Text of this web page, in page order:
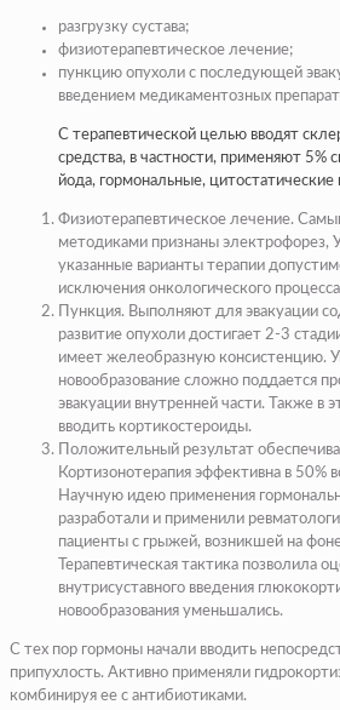
разгрузку сустава;
физиотерапевтическое лечение;
пункцию опухоли с последующей
введением медикаментозных
С терапевтической целью вводят
средства, в частности, применяют 5%
йода, гормональные, цитостатические
Физиотерапевтическое лечение.
методиками признаны электрофорез,
указанные варианты терапии
исключения онкологического
Пункция. Выполняют для эвакуации
развитие опухоли достигает 2-3
имеет желеобразную консистенцию.
новообразование сложно поддается
эвакуации внутренней части. Также в
вводить кортикостероиды.
Положительный результат
Кортизонотерапия эффективна в 50%
Научную идею применения
разработали и применили
пациенты с грыжей, возникшей на
Терапевтическая тактика позволила
внутрисуставного введения
новообразования уменьшались.
С тех пор гормоны начали вводить
припухлость. Активно применяли
комбинируя ее с антибиотиками.